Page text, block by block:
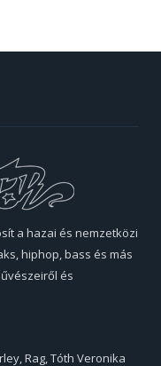
a hazai és nemzetközi
hiphop, bass és más
és
Rag, Tóth Veronika